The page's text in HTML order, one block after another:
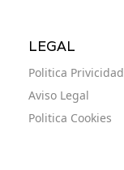
LEGAL
Politica Privicidad
Aviso Legal
Politica Cookies